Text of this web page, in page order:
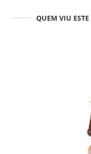
QUEM VIU